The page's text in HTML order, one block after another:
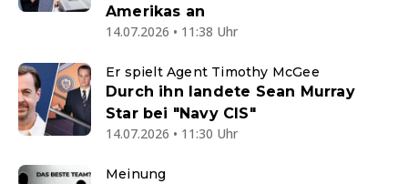
Amerikas an
14.07.2026 • 11:38 Uhr
Er spielt Agent Timothy McGee
Durch ihn landete Sean Murray
Star bei "Navy CIS"
14.07.2026 • 11:30 Uhr
Meinung